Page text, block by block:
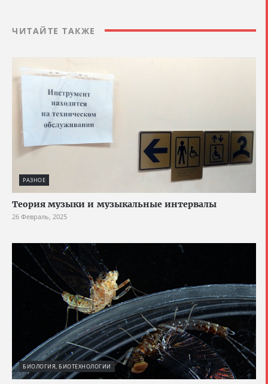
ЧИТАЙТЕ ТАКЖЕ
РАЗНОЕ
Теория музыки и музыкальные интервалы
26 Февраль, 2025
БИОЛОГИЯ, БИОТЕХНОЛОГИИ